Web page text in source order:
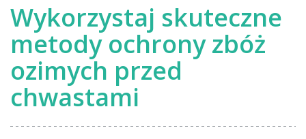
Wykorzystaj skuteczne
metody ochrony zbóż
ozimych przed
chwastami